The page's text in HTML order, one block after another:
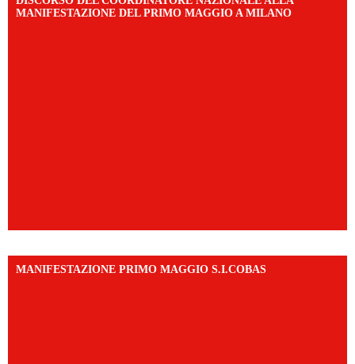
MANIFESTAZIONE DEL PRIMO MAGGIO A MILANO
MANIFESTAZIONE PRIMO MAGGIO S.I.COBAS